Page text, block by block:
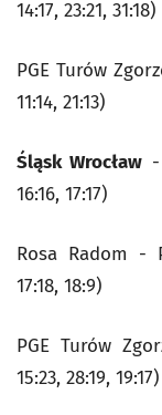
14:17, 23:21, 31:18)
PGE Turów
11:14, 21:13)
Śląsk Wrocław
16:16, 17:17)
Rosa Radom -
17:18, 18:9)
PGE Turów
15:23, 28:19, 19:17)